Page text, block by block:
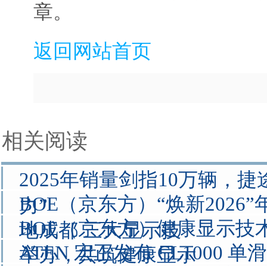
章。
返回网站首页
相关阅读
2025年销量剑指10万辆，捷
力”
BOE（京东方）“焕新2026”
地成都 三大显示技
BOE（京东方）健康显示技
举办，共筑健康显示
ATEN 宏正发布 CL1000 单